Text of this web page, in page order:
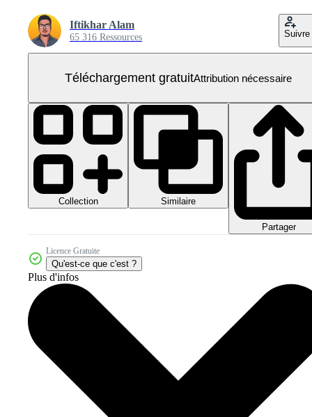
Iftikhar Alam
65 316 Ressources Suivre
Téléchargement gratuitAttribution nécessaire
Collection Similaire
Partager
Licence Gratuite
Qu'est-ce que c'est ?
Plus d'infos